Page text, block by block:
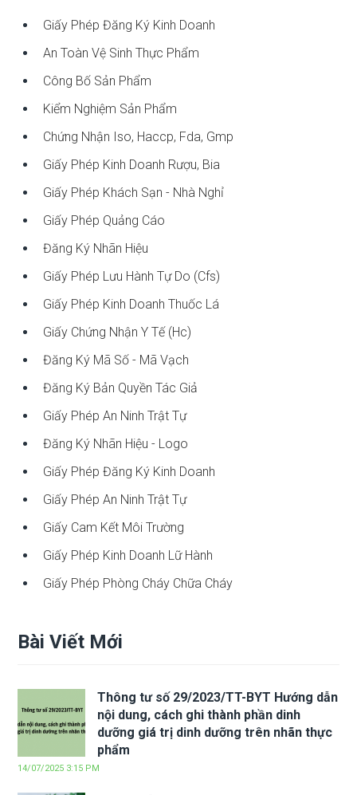
Giấy Phép Đăng Ký Kinh Doanh
An Toàn Vệ Sinh Thực Phẩm
Công Bố Sản Phẩm
Kiểm Nghiệm Sản Phẩm
Chứng Nhận Iso, Haccp, Fda, Gmp
Giấy Phép Kinh Doanh Rượu, Bia
Giấy Phép Khách Sạn - Nhà Nghỉ
Giấy Phép Quảng Cáo
Đăng Ký Nhãn Hiệu
Giấy Phép Lưu Hành Tự Do (cfs)
Giấy Phép Kinh Doanh Thuốc Lá
Giấy Chứng Nhận Y Tế (hc)
Đăng Ký Mã Số - Mã Vạch
Đăng Ký Bản Quyền Tác Giả
Giấy Phép An Ninh Trật Tự
Đăng Ký Nhãn Hiệu - Logo
Giấy Phép Đăng Ký Kinh Doanh
Giấy Phép An Ninh Trật Tự
Giấy Cam Kết Môi Trường
Giấy Phép Kinh Doanh Lữ Hành
Giấy Phép Phòng Cháy Chữa Cháy
Bài Viết Mới
Thông tư số 29/2023/TT-BYT Hướng dẫn
nội dung, cách ghi thành phần dinh
dưỡng giá trị dinh dưỡng trên nhãn thực
phẩm
14/07/2025 3:15 PM